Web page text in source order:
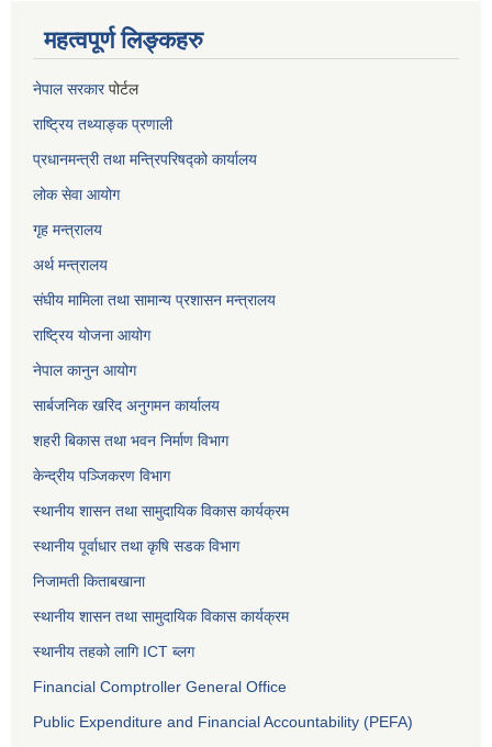
महत्वपूर्ण लिङ्कहरु
नेपाल सरकारपोर्टल
राष्ट्रिय तथ्याङ्क प्रणाली
प्रधानमन्त्री तथा मन्त्रिपरिषद्को कार्यालय
लोक सेवाआयोग
गृह मन्त्रालय
अर्थ मन्त्रालय
संघीय मामिला तथा सामान्य प्रशासन मन्त्रालय
राष्ट्रिय योजना आयोग
नेपाल कानुन आयोग
सार्बजनिक खरिद अनुगमन कार्यालय
शहरी बिकास तथा भवन निर्माण विभाग
केन्द्रीय पञ्जिकरण विभाग
स्थानीय शासन तथा सामुदायिक विकास कार्यक्रम
स्थानीय पूर्वाधार तथा कृषि सडक विभाग
निजामती किताबखाना
स्थानीय शासन तथा सामुदायिक विकास कार्यक्रम
स्थानीय तहको लागि ICT ब्लग
Financial Comptroller General Office
Public Expenditure and Financial Accountability (PEFA)